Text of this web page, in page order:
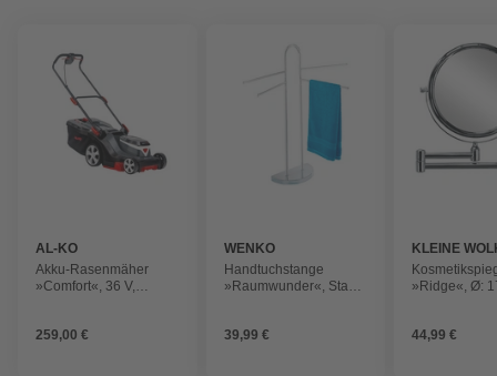
AL-KO
Akku-Rasenmäher
»Comfort«, 36 V,
Ladegerät
259,00 €
WENKO
Handtuchstange
»Raumwunder«, Stahl,
39,99 €
KLEINE
»Ridge«, Ø:
44,99 €